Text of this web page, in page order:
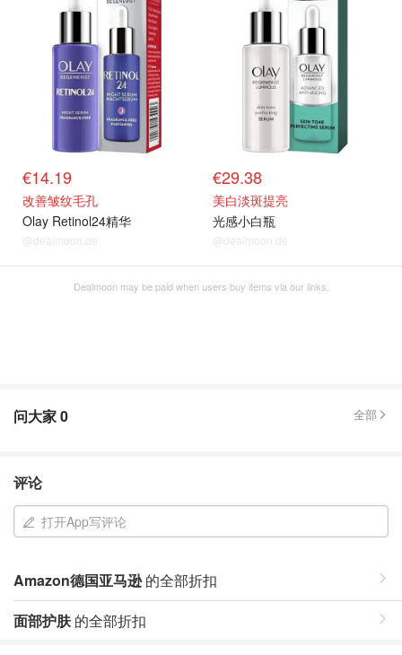
€14.19
改善皱纹毛孔
Olay Retinol24精华
@dealmoon.de
€29.38
美白淡斑提亮
光感小白瓶
@dealmoon.de
Dealmoon may be paid when users buy items via our links.
问大家0 全部
评论
打开App写评论
Amazon德国亚马逊的全部折扣
面部护肤的全部折扣